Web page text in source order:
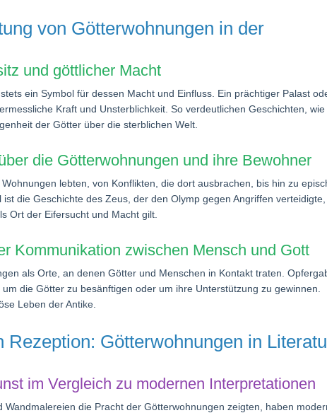
von Götterwohnungen in der
und göttlicher Macht
ein Symbol für dessen Macht und Einfluss. Ein prächtiger Palast
Kraft und Unsterblichkeit. So verdeutlichen Geschichten, wie
der Götter über die sterblichen Welt.
die Götterwohnungen und ihre Bewohner
lebten, von Konflikten, die dort ausbrachen, bis hin zu
die Geschichte des Zeus, der den Olymp gegen Angriffen verteidigte,
Ort der Eifersucht und Macht gilt.
Kommunikation zwischen Mensch und Gott
als Orte, an denen Götter und Menschen in Kontakt traten.
die Götter zu besänftigen oder um ihre Unterstützung zu gewinnen.
Leben der Antike.
Götterwohnungen in
im Vergleich zu modernen Interpretationen
die Pracht der Götterwohnungen zeigten, haben